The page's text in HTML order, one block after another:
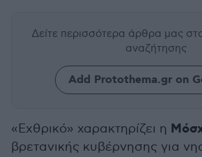
Δείτε περισσότερα άρθρα μας
αναζήτησης
Add Protothema.gr on
«Εχθρικό» χαρακτηρίζει η
βρετανικής κυβέρνησης για